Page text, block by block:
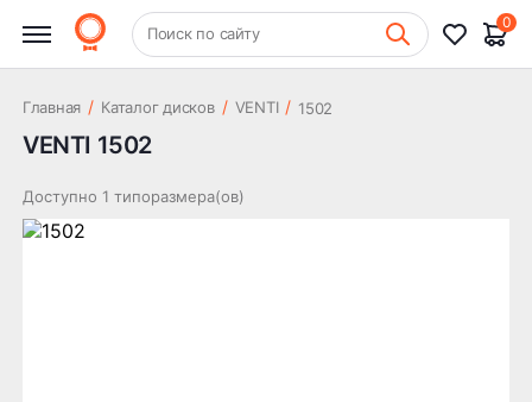
+7 (831) 261-35-35 Шиномонтаж
Поиск по сайту
0
Главная / Каталог дисков / VENTI / 1502
VENTI 1502
Доступно 1 типоразмера(ов)